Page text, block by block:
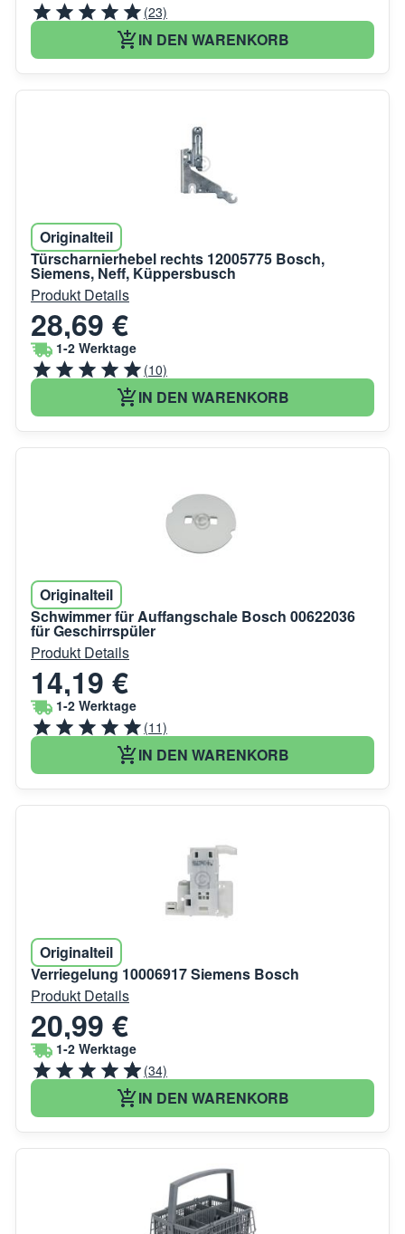
(23)
IN DEN WARENKORB
Originalteil
Türscharnierhebel rechts 12005775 Bosch,
Siemens, Neff, Küppersbusch
Produkt Details
28,69 €
1-2 Werktage
(10)
IN DEN WARENKORB
Originalteil
Schwimmer für Auffangschale Bosch 00622036
für Geschirrspüler
Produkt Details
14,19 €
1-2 Werktage
(11)
IN DEN WARENKORB
Originalteil
Verriegelung 10006917 Siemens Bosch
Produkt Details
20,99 €
1-2 Werktage
(34)
IN DEN WARENKORB